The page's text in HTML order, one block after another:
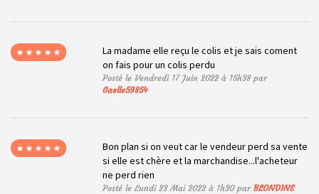
La madame elle reçu le colis et je sais coment
on fais pour un colis perdu
Posté le Vendredi 17 Juin 2022 à 15h38 par
Gaelle59854
Bon plan si on veut car le vendeur perd sa vente
si elle est chère et la marchandise...l'acheteur
ne perd rien
Posté le Lundi 23 Mai 2022 à 1h30 parBLONDINE